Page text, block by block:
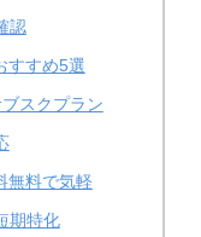
認
すすめ5選
スクプラン
無料で気軽
期特化